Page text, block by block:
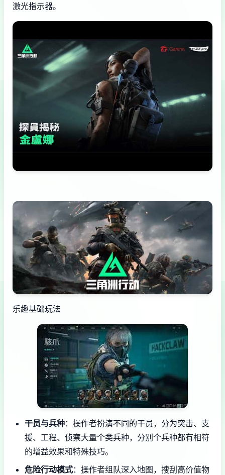
激光指示器。
乐趣基础玩法
干员与兵种：操作者扮演不同的干员，分为突击、支
援、工程、侦察大量个类兵种，分别个兵种都有相符
的增益效果和特殊技巧。
危险行动模式：操作者组队深入地图，搜刮高价值物